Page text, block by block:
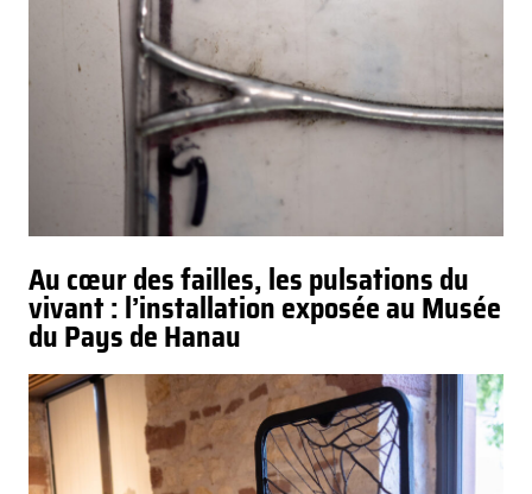
Au cœur des failles, les pulsations du
vivant : l’installation exposée au Musée
du Pays de Hanau